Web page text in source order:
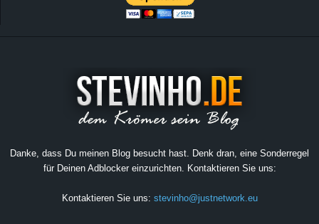
Danke, dass Du meinen Blog besucht hast. Denk dran, eine Sonderregel
für Deinen Adblocker einzurichten. Kontaktieren Sie uns:
Kontaktieren Sie uns: stevinho@justnetwork.eu